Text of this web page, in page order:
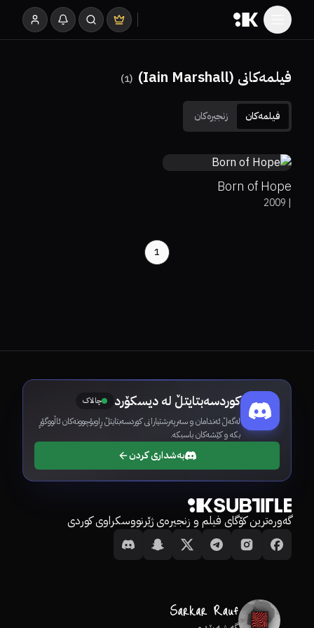
فیلمەکانی (Iain Marshall) (
1
)
فیلمەکان زنجیرەکان 6.2
Born of Hope
|
2009
1
کوردسەبتایتڵ لە دیسکۆرد چالاک
لەگەڵ ئەندامان و سەرپەرشتیارانی کوردسەبتایتڵ ڕاوبۆچوونەکان ئاڵووگۆڕ
بکە و کێشەکان باسبکە.
بەشداری کردن
گەورەترین کۆگای فیلم و زنجیرەی ژێرنووسکراوی کوردی